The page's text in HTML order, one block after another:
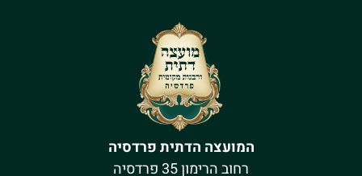
המועצה הדתית פרדסיה
רחוב הרימון 35 פרדסיה